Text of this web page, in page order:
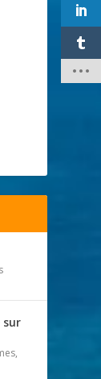
sur
,